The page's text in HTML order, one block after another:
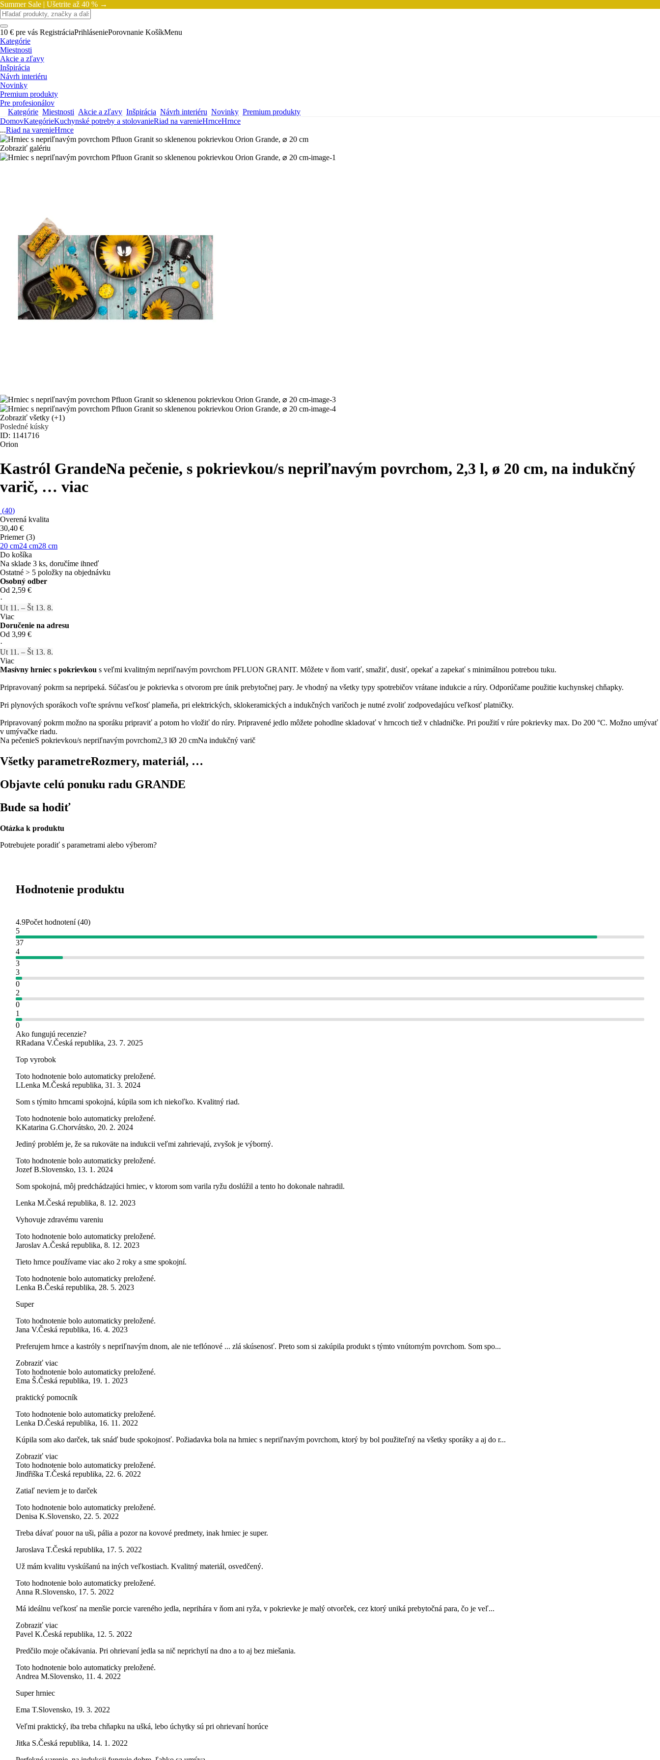
Summer Sale | Ušetrite až 40 % →
10 € pre vás RegistráciaPrihláseniePorovnanie KošíkMenu
Kategórie
Miestnosti
Akcie a zľavy
Inšpirácia
Návrh interiéru
Novinky
Premium produkty
Pre profesionálov
Kategórie Miestnosti Akcie a zľavy Inšpirácia Návrh interiéru Novinky Premium produkty
DomovKategórieKuchynské potreby a stolovanieRiad na varenieHrnceHrnce
...Riad na varenieHrnce
Zobraziť galériu
Zobraziť všetky (+1)
Posledné kúsky
ID: 1141716
Orion
Kastról GrandeNa pečenie, s pokrievkou/s nepriľnavým povrchom, 2,3 l, ø 20 cm, na indukčný
varič, … viac
(40)
Overená kvalita
30,40 €
Priemer (3)
20 cm24 cm28 cm
Do košíka
Na sklade 3 ks, doručíme ihneď
Ostatné > 5 položky na objednávku
Osobný odber
Od 2,59 €
·
Ut 11. – Št 13. 8.
Viac
Doručenie na adresu
Od 3,99 €
·
Ut 11. – Št 13. 8.
Viac
Masívny hrniec s pokrievkou s veľmi kvalitným nepriľnavým povrchom PFLUON GRANIT. Môžete v ňom variť, smažiť, dusiť, opekať a zapekať s minimálnou potrebou tuku.
Pripravovaný pokrm sa nepripeká. Súčasťou je pokrievka s otvorom pre únik prebytočnej pary. Je vhodný na všetky typy spotrebičov vrátane indukcie a rúry. Odporúčame použitie kuchynskej chňapky.
Pri plynových sporákoch voľte správnu veľkosť plameňa, pri elektrických, sklokeramických a indukčných varičoch je nutné zvoliť zodpovedajúcu veľkosť platničky.
Pripravovaný pokrm možno na sporáku pripraviť a potom ho vložiť do rúry. Pripravené jedlo môžete pohodlne skladovať v hrncoch tiež v chladničke. Pri použití v rúre pokrievky max. Do 200 °C. Možno umývať
v umývačke riadu.
Na pečenieS pokrievkou/s nepriľnavým povrchom2,3 lØ 20 cmNa indukčný varič
Všetky parametreRozmery, materiál, …
Objavte celú ponuku radu GRANDE
Bude sa hodiť
Otázka k produktu
Potrebujete poradiť s parametrami alebo výberom?
Hodnotenie produktu
4.9Počet hodnotení(40)
5
37
4
3
3
0
2
0
1
0
Ako fungujú recenzie?
RRadana V.Česká republika, 23. 7. 2025
Top vyrobok
Toto hodnotenie bolo automaticky preložené.
LLenka M.Česká republika, 31. 3. 2024
Som s týmito hrncami spokojná, kúpila som ich niekoľko. Kvalitný riad.
Toto hodnotenie bolo automaticky preložené.
KKatarina G.Chorvátsko, 20. 2. 2024
Jediný problém je, že sa rukoväte na indukcii veľmi zahrievajú, zvyšok je výborný.
Toto hodnotenie bolo automaticky preložené.
Jozef B.Slovensko, 13. 1. 2024
Som spokojná, môj predchádzajúci hrniec, v ktorom som varila ryžu doslúžil a tento ho dokonale nahradil.
Lenka M.Česká republika, 8. 12. 2023
Vyhovuje zdravému vareniu
Toto hodnotenie bolo automaticky preložené.
Jaroslav A.Česká republika, 8. 12. 2023
Tieto hrnce používame viac ako 2 roky a sme spokojní.
Toto hodnotenie bolo automaticky preložené.
Lenka B.Česká republika, 28. 5. 2023
Super
Toto hodnotenie bolo automaticky preložené.
Jana V.Česká republika, 16. 4. 2023
Preferujem hrnce a kastróly s nepriľnavým dnom, ale nie teflónové ... zlá skúsenosť. Preto som si zakúpila produkt s týmto vnútorným povrchom. Som spo...
Zobraziť viac
Toto hodnotenie bolo automaticky preložené.
Ema Š.Česká republika, 19. 1. 2023
praktický pomocník
Toto hodnotenie bolo automaticky preložené.
Lenka D.Česká republika, 16. 11. 2022
Kúpila som ako darček, tak snáď bude spokojnosť. Požiadavka bola na hrniec s nepriľnavým povrchom, ktorý by bol použiteľný na všetky sporáky a aj do r...
Zobraziť viac
Toto hodnotenie bolo automaticky preložené.
Jindřiška T.Česká republika, 22. 6. 2022
Zatiaľ neviem je to darček
Toto hodnotenie bolo automaticky preložené.
Denisa K.Slovensko, 22. 5. 2022
Treba dávať pouor na uši, pália a pozor na kovové predmety, inak hrniec je super.
Jaroslava T.Česká republika, 17. 5. 2022
Už mám kvalitu vyskúšanú na iných veľkostiach. Kvalitný materiál, osvedčený.
Toto hodnotenie bolo automaticky preložené.
Anna R.Slovensko, 17. 5. 2022
Má ideálnu veľkosť na menšie porcie vareného jedla, neprihára v ňom ani ryža, v pokrievke je malý otvorček, cez ktorý uniká prebytočná para, čo je veľ...
Zobraziť viac
Pavel K.Česká republika, 12. 5. 2022
Predčilo moje očakávania. Pri ohrievaní jedla sa nič neprichytí na dno a to aj bez miešania.
Toto hodnotenie bolo automaticky preložené.
Andrea M.Slovensko, 11. 4. 2022
Super hrniec
Ema T.Slovensko, 19. 3. 2022
Veľmi praktický, iba treba chňapku na ušká, lebo úchytky sú pri ohrievaní horúce
Jitka S.Česká republika, 14. 1. 2022